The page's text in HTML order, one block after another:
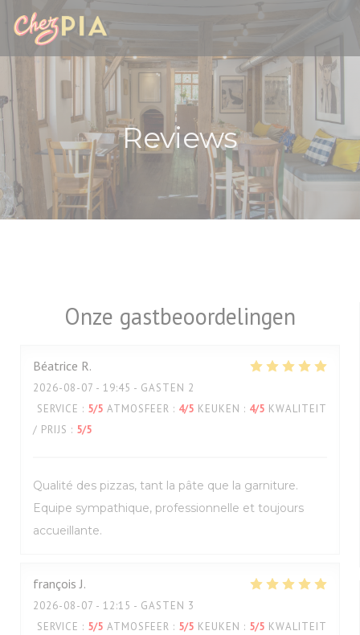
Cookies beheer paneel
Reviews
Onze gastbeoordelingen
Béatrice R
2026-08-07 - 19:45 - GASTEN 2
SERVICE : 5/5 ATMOSFEER : 4/5 KEUKEN : 4/5 KWALITEIT
/ PRIJS : 5/5
Qualité des pizzas, tant la pâte que la garniture.
Equipe sympathique, professionnelle et toujours
accueillante.
françois J
2026-08-07 - 12:15 - GASTEN 3
SERVICE : 5/5 ATMOSFEER : 5/5 KEUKEN : 5/5 KWALITEIT